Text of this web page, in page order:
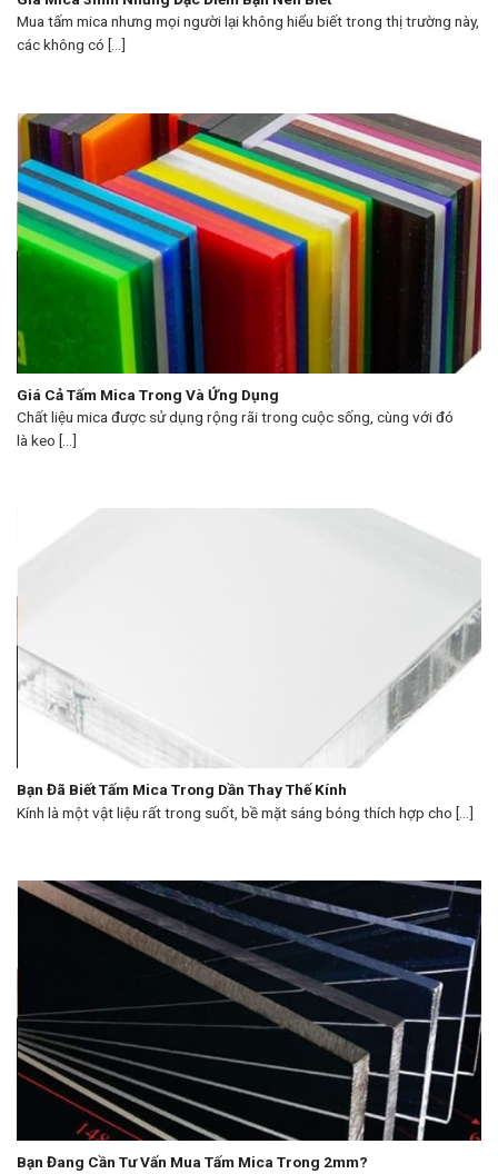
Mua tấm mica nhưng mọi người lại không hiểu biết trong thị trường này,
các không có [...]
Giá Cả Tấm Mica Trong Và Ứng Dụng
Chất liệu mica được sử dụng rộng rãi trong cuộc sống, cùng với đó
là keo [...]
Bạn Đã Biết Tấm Mica Trong Dần Thay Thế Kính
Kính là một vật liệu rất trong suốt, bề mặt sáng bóng thích hợp cho [...]
Bạn Đang Cần Tư Vấn Mua Tấm Mica Trong 2mm?